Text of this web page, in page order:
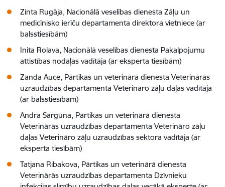
Zinta Rugāja, Nacionālā veselības dienesta Zāļu un
medicīnisko ierīču departamenta direktora vietniece (ar
balsstiesībām)
Inita Rolava, Nacionālā veselības dienesta Pakalpojumu
attīstības nodaļas vadītāja (ar eksperta tiesībām)
Zanda Auce, Pārtikas un veterinārā dienesta Veterinārās
uzraudzības departamenta Veterināro zāļu daļas vadītāja
(ar balsstiesībām)
Andra Sargūna, Pārtikas un veterinārā dienesta
Veterinārās uzraudzības departamenta Veterināro zāļu
daļas Veterināro zāļu uzraudzības sektora vadītāja (ar
eksperta tiesībām)
Tatjana Ribakova, Pārtikas un veterinārā dienesta
Veterinārās uzraudzības departamenta Dzīvnieku